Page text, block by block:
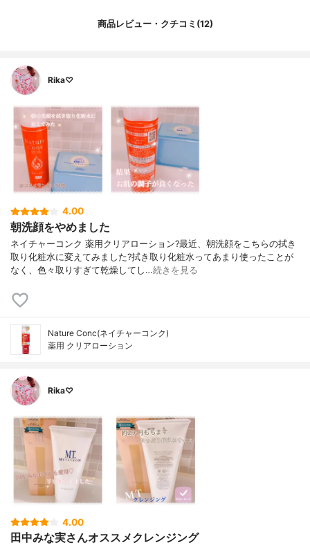
商品レビュー・クチコミ(12)
Rika♡
4.00
朝洗顔をやめました
ネイチャーコンク 薬用クリアローション?最近、朝洗顔をこちらの拭き
取り化粧水に変えてみました?拭き取り化粧水ってあまり使ったことが
なく、色々取りすぎて乾燥してし…続きを見る
Nature Conc(ネイチャーコンク)
薬用 クリアローション
Rika♡
4.00
田中みな実さんオススメクレンジング